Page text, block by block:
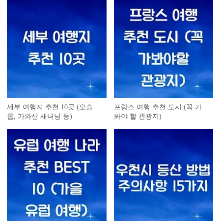
세부 여행지 추천 10곳 (오슬
롭, 가와산 새녀닝 등)
프랑스 여행 추천 도시 (꼭 가
봐야 할 관광지)